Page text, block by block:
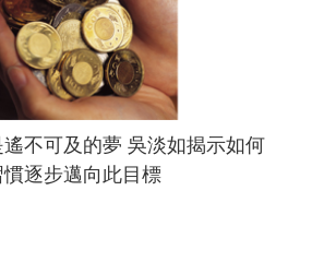
不可及的夢 吳淡如揭示如何
逐步邁向此目標